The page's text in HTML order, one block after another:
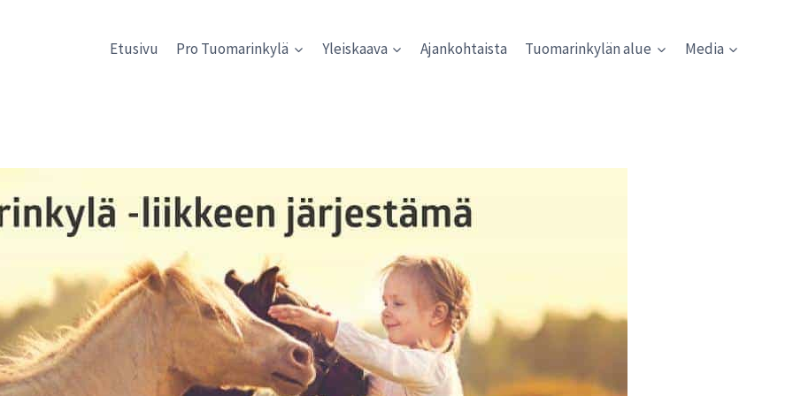
Etusivu Pro Tuomarinkylä Yleiskaava Ajankohtaista Tuomarinkylän alue Media